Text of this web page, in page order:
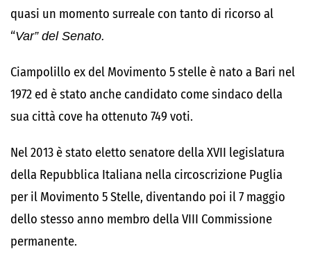
quasi un momento surreale con tanto di ricorso al
“Var” del Senato.
Ciampolillo ex del Movimento 5 stelle è nato a Bari nel
1972 ed è stato anche candidato come sindaco della
sua città cove ha ottenuto 749 voti.
Nel 2013 è stato eletto senatore della XVII legislatura
della Repubblica Italiana nella circoscrizione Puglia
per il Movimento 5 Stelle, diventando poi il 7 maggio
dello stesso anno membro della VIII Commissione
permanente.